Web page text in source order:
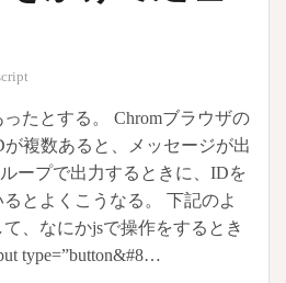
たとする。 Chromブラウザの
複数あると、メッセージが出
ープで出力するときに、IDを
とよくこうなる。 下記のよ
、なにかjsで操作をするとき
type=”button&#8…